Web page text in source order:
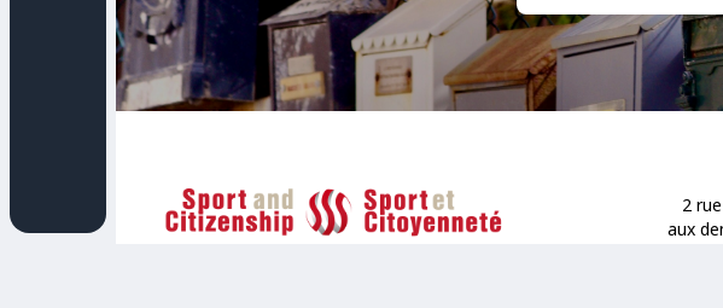
Sport et Citoyenneté
2
aux